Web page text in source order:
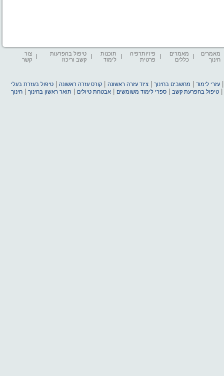
מאמרים
חינוך
מאמרים
כללים
פיזיותרפיה
פרטית
תוכנות
לימוד
טיפול בהפרעות
קשב וריכוז
צור
קשר
עזרי לימוד מחשבים בחינוך |ציוד עזרה ראשונה |קורס עזרה ראשונה |טיפול בעזרת בעלי
|טיפול בהפרעת קשב |ספרי לימוד משומשים |אבטחת טיולים תואר ראשון בחינוך |חינוך